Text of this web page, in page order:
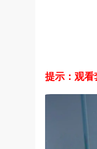
提示：观看